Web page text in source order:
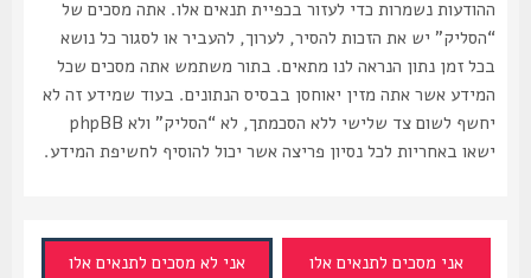
ההודעות נשמרות כדי לעזור בכפיית תנאים אלו. אתה מסכים של
“הסליק” יש את הזכות להסיר, לערוך, להעביר או לסגור כל נושא
בכל זמן נתון הנראה לנו מתאים. בתור משתמש אתה מסכים שכל
המידע אשר אתה מזין יאוחסן בבסיס הנתונים. בעוד שמידע זה לא
יחשף לשום צד שלישי ללא הסכמתך, לא “הסליק” ולא phpBB
ישאו באחריות לכל נסיון פריצה אשר יכול להוסיף לחשיפת המידע.